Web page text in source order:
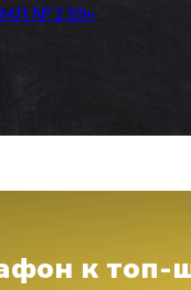
№ 239»
к топ-